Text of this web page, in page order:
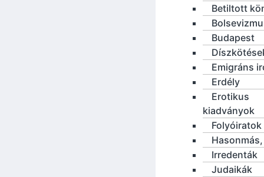
Betiltott
Budapest
Emigráns
Erdély
Erotikus
kiadványok
Folyóiratok
Irredenták
Judaikák